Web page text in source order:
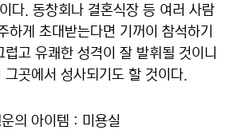
다. 동창회나 결혼식장 등 여러 사람
하게 초대받는다면 기꺼이 참석하기
고 유쾌한 성격이 잘 발휘될 것이니
곳에서 성사되기도 할 것이다.
의 아이템 : 미용실